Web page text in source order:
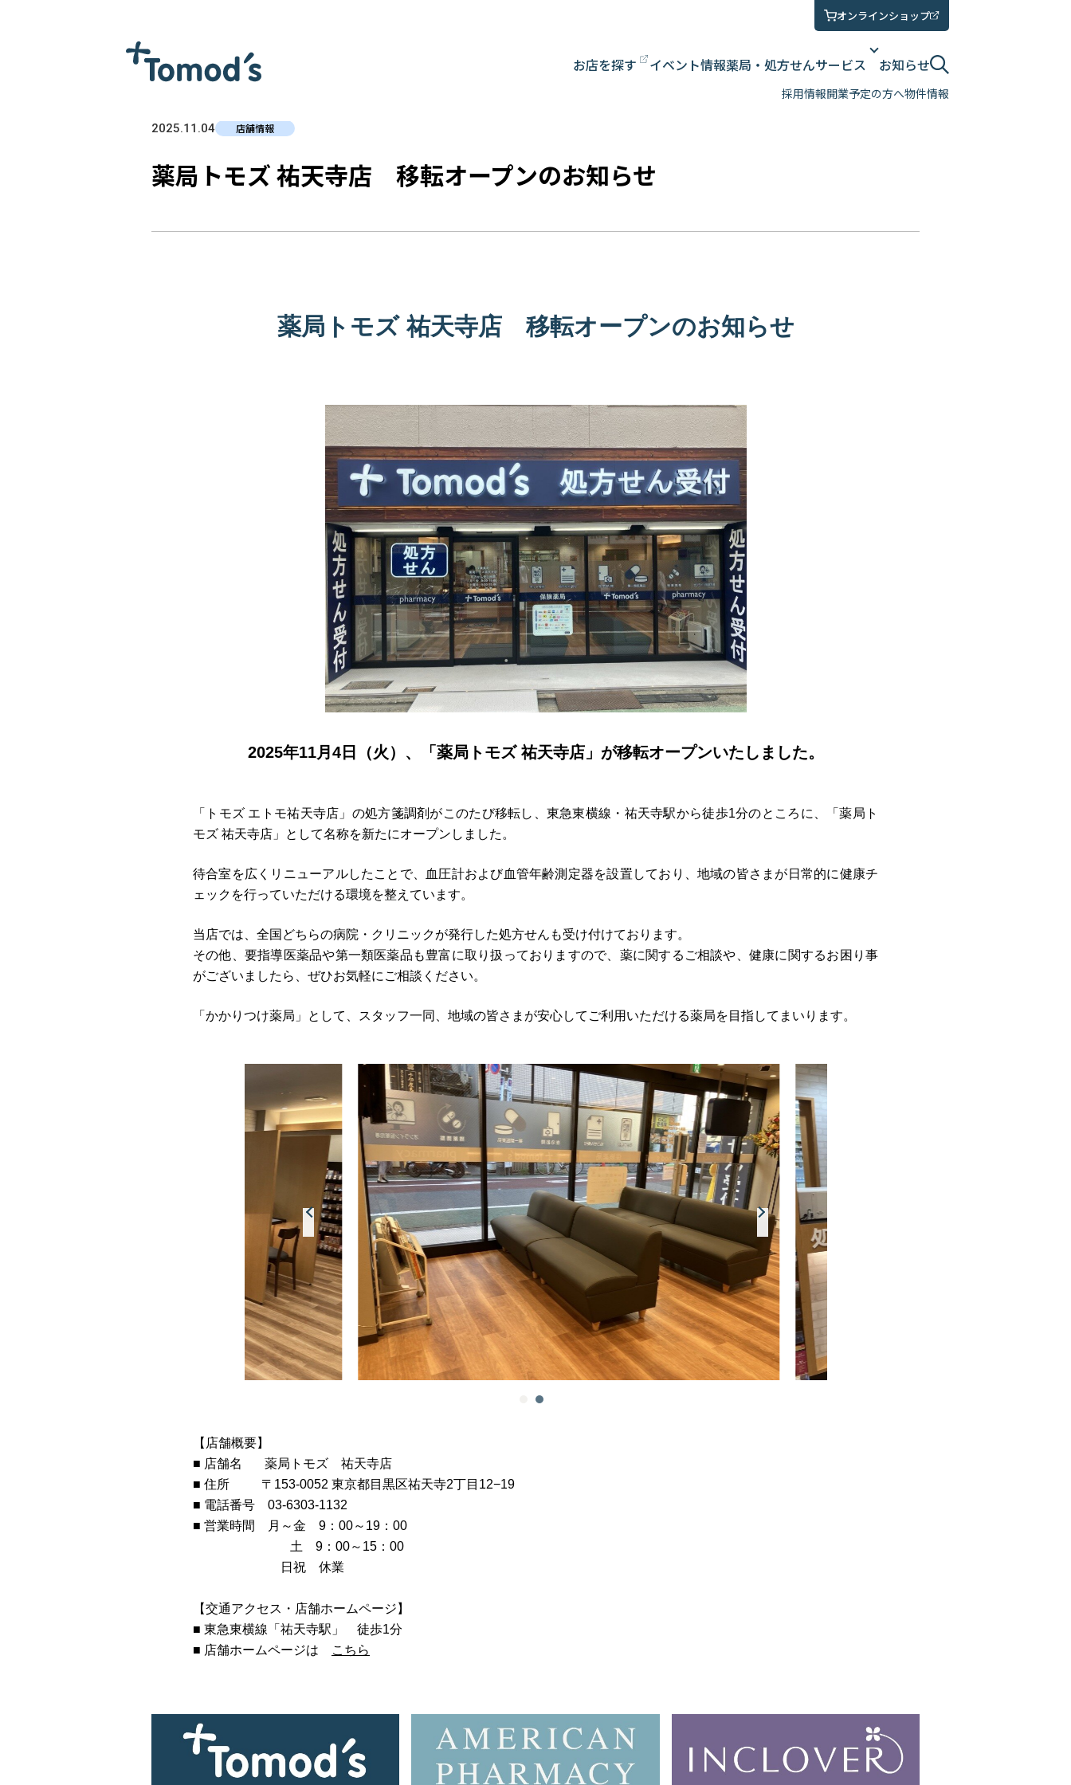
オンラインショップ
お店を探す イベント情報薬局・処方せんサービス お知らせ
採用情報開業予定の方へ物件情報
2025.11.04 店舗情報
薬局トモズ 祐天寺店 移転オープンのお知らせ
薬局トモズ 祐天寺店 移転オープンのお知らせ
2025年11月4日（火）、「薬局トモズ 祐天寺店」が移転オープンいたしました。
「トモズ エトモ祐天寺店」の処方箋調剤がこのたび移転し、東急東横線・祐天寺駅から徒歩1分のところに、「薬局ト
モズ 祐天寺店」として名称を新たにオープンしました。
待合室を広くリニューアルしたことで、血圧計および血管年齢測定器を設置しており、地域の皆さまが日常的に健康チ
ェックを行っていただける環境を整えています。
当店では、全国どちらの病院・クリニックが発行した処方せんも受け付けております。
その他、 要指導医薬品や第一類医薬品も豊富に取り扱っておりますので、薬に関するご相談や、健康に関するお困り事
がございましたら、ぜひお気軽にご相談ください。
「かかりつけ薬局」として、 スタッフ一同、地域の皆さまが安心してご利用いただける薬局を目指してまいります。
【店舗概要】
■ 店舗名 薬局トモズ 祐天寺店
■ 住所 〒153-0052 東京都目黒区祐天寺2丁目12−19
■ 電話番号
03-6303-1132
■ 営業時間
月～金 9：00～19：00
土 9：00～15：00
日祝 休業
【交通アクセス・店舗ホームページ】
■ 東急東横線「祐天寺駅」
徒歩1分
■ 店舗ホームページは
こちら